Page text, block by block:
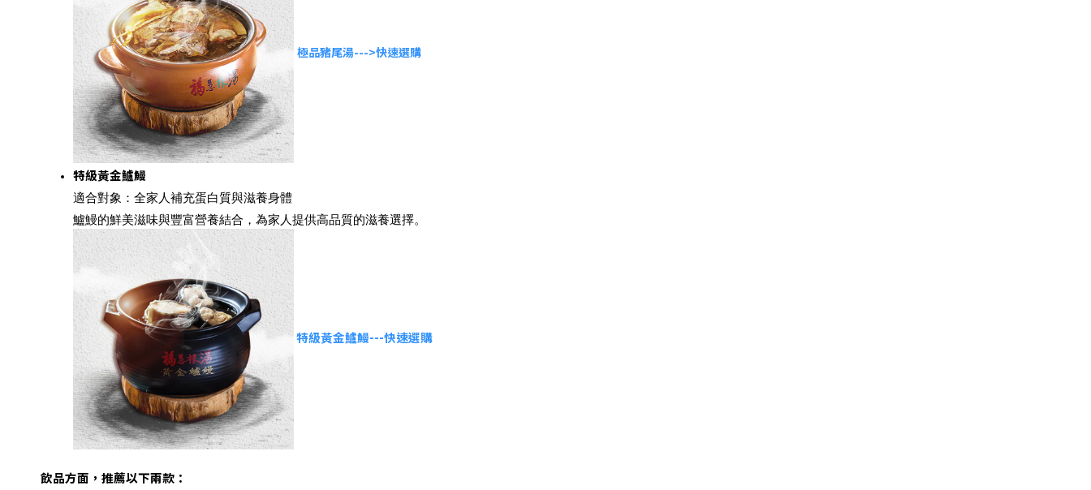
極品豬尾湯--->快速選購
特級黃金鱸鰻
適合對象：全家人補充蛋白質與滋養身體
鱸鰻的鮮美滋味與豐富營養結合，為家人提供高品質的滋養選擇。
特級黃金鱸鰻---快速選購
飲品方面，推薦以下兩款：